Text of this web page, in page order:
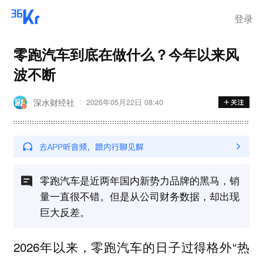
登录
零跑汽车到底在做什么？今年以来风
波不断
深水财经社 2026年05月22日 08:40
零跑汽车是近两年国内新势力品牌的黑马，销
量一直很不错。但是从公司财务数据，却出现
巨大反差。
2026年以来，零跑汽车的日子过得格外“热